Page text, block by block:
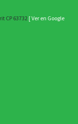
CP 63732 [ Ver en Google